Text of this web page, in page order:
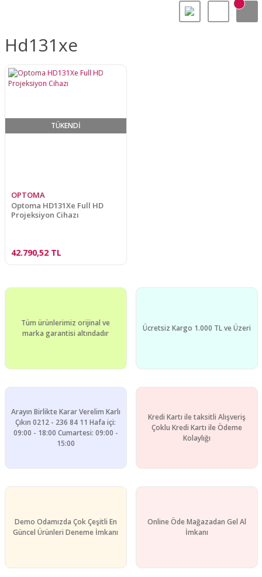
Hd131xe
TÜKENDİ
OPTOMA
Optoma HD131Xe Full HD
Projeksiyon Cihazı
42.790,52 TL
Tüm ürünlerimiz orijinal ve
marka garantisi altındadır
Ücretsiz Kargo 1.000 TL ve Üzeri
Arayın Birlikte Karar Verelim Karlı
Çıkın 0212 - 236 84 11 Hafa içi:
09:00 - 18:00 Cumartesi: 09:00 -
15:00
Kredi Kartı ile taksitli Alışveriş
Çoklu Kredi Kartı ile Ödeme
Kolaylığı
Demo Odamızda Çok Çeşitli En
Güncel Ürünleri Deneme İmkanı
Online Öde Mağazadan Gel Al
İmkanı